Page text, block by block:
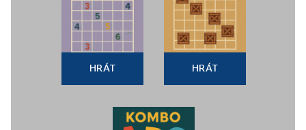
HRÁT HRÁT